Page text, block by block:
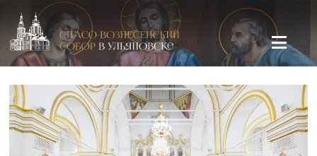
Спасо-Вознесенский кафедральный собор в Ульяновске